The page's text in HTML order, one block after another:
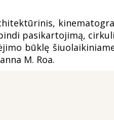
pasikartojimą,
būklę
M. Roa.